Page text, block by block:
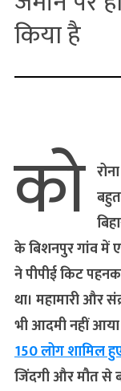
किया है
को
के बिशनपुर गांव में
ने पीपीई किट
था। महामारी और
भी आदमी नहीं आया
150 लोग शामिल
जिंदगी और मौत से